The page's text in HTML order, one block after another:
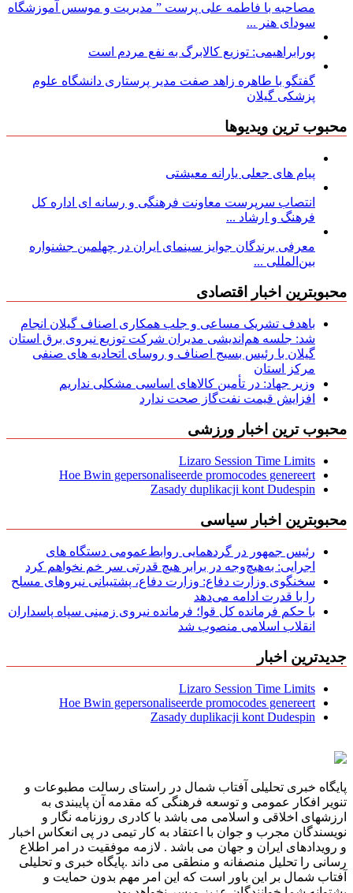
مصاحبه با فاطمه علی پرست ” مدیریت و موسس آموزشگاه
سودای هنر ...
پورابراهیمی: توزیع کالابرگ به نفع مردم است
گفتگو با طاهره زاهد صفت مدیر پرستاری دانشگاه علوم
پزشکی گیلان
محبوب ترین ویدیوها
پیام های جعلی یارانه معیشتی
انتصاب سرپرست معاونت فرهنگی و رسانه ای اداره کل
فرهنگ و ارشاد ...
معرفی برندگان جوایز سینمای ایران در چهلمین جشنواره
بین‌المللی ...
محبوبترین اخبار اقتصادی
باهدف تشریک مساعی و جلب همکاری اصناف گیلان انجام
شد: جلسه هم‌اندیشی مدیران شركت توزیع نیروی برق استان
گیلان با رئیس بسیج اصناف و روسای اتحادیه های صنفی
مركز استان
وزیر جهاد: در تأمین کالاهای اساسی مشکلی نداریم
افزایش قیمت نفت‌گاز صحت ندارد
محبوب ترین اخبار ورزشی
Lizaro Session Time Limits
Hoe Bwin gepersonaliseerde promocodes genereert
Zasady duplikacji kont Dudespin
محبوبترین اخبار سیاسی
رئیس جمهور در گردهمایی روابط‌عمومی دستگاه های
اجرایی: به‌هیچ‌وجه در برابر هیچ قدرتی سر خم نخواهم کرد
سخنگوی وزارت دفاع: وزارت دفاع، پشتیبانی نیرو‌های مسلح
را با قدرت ادامه می‌دهد
با حکم فرمانده کل قوا؛ فرمانده نیروی زمینی سپاه پاسداران
انقلاب اسلامی منصوب شد
جدیدترین اخبار
Lizaro Session Time Limits
Hoe Bwin gepersonaliseerde promocodes genereert
Zasady duplikacji kont Dudespin
پایگاه خبری تحلیلی آفتاب شمال در راستای رسالت مطبوعات و
تنویر افکار عمومی و توسعه فرهنگی که مقدمه آن پایبندی به
ارزشهای اخلاقی و اسلامی می باشد با کادری روزنامه نگار و
نویسندگان مجرب و جوان با اعتقاد به کار تیمی در پی انعکاس اخبار
و رویدادهای ایران و جهان می باشد . لازمه موفقیت در امر اطلاع
رسانی را تحلیل منصفانه و منطقی می داند .پایگاه خبری و تحلیلی
آفتاب شمال بر این باور است که این امر مهم بدون حمایت و